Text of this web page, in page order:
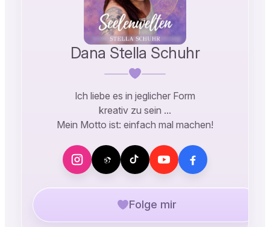
Dana Stella Schuhr
Ich liebe es in jeglicher Form
kreativ zu sein …
Mein Motto ist: einfach mal machen!
Folge mir